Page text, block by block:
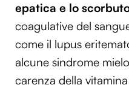
epatica e lo
coagulative del
come il lupus
alcune sindrome
carenza della